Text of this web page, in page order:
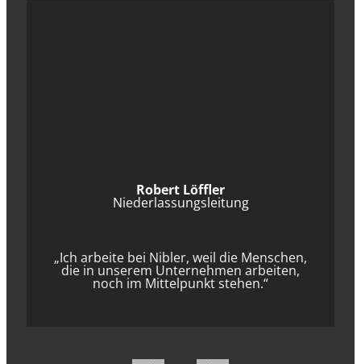
Robert Löffler
Niederlassungsleitung
„Ich arbeite bei Nibler, weil die Menschen,
die in unserem Unternehmen arbeiten,
noch im Mittelpunkt stehen.“